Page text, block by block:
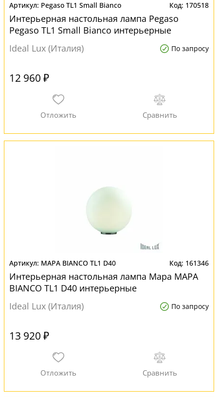
Pegaso TL1 Small Bianco 170518
Интерьерная настольная лампа Pegaso
Pegaso TL1 Small Bianco интерьерные
Ideal Lux (Италия)
По запросу
12 960 ₽
MAPA BIANCO TL1 D40 161346
Интерьерная настольная лампа Mapa MAPA
BIANCO TL1 D40 интерьерные
Ideal Lux (Италия)
По запросу
13 920 ₽